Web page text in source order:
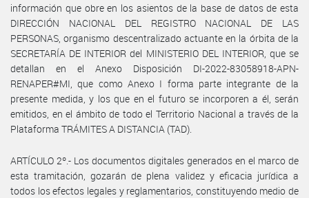
información que obre en los asientos de la base de datos de esta
DIRECCIÓN NACIONAL DEL REGISTRO NACIONAL DE LAS
PERSONAS, organismo descentralizado actuante en la órbita de la
SECRETARÍA DE INTERIOR del MINISTERIO DEL INTERIOR, que se
detallan en el Anexo Disposición DI-2022-83058918-APN-
RENAPER#MI, que como Anexo I forma parte integrante de la
presente medida, y los que en el futuro se incorporen a él, serán
emitidos, en el ámbito de todo el Territorio Nacional a través de la
Plataforma TRÁMITES A DISTANCIA (TAD).
ARTÍCULO 2º.- Los documentos digitales generados en el marco de
esta tramitación, gozarán de plena validez y eficacia jurídica a
todos los efectos legales y reglamentarios, constituyendo medio de